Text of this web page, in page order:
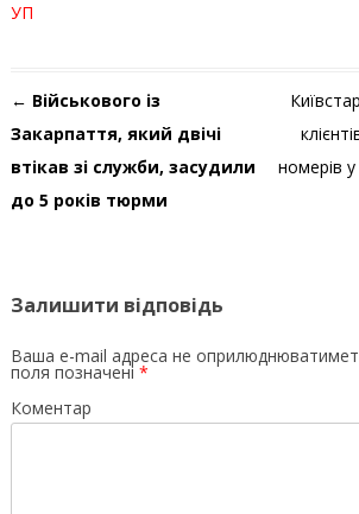
УП
Навігація по запису
← Військового із
Закарпаття, який двічі
втікав зі служби, засудили
до 5 років тюрми
номерів
Залишити відповідь
Ваша e-mail адреса не
поля позначені *
Коментар